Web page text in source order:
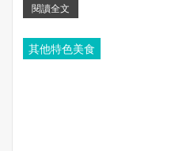
閱讀全文
其他特色美食